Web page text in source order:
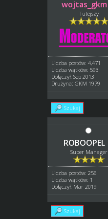
wojtas_gkm
Tutejszy
Liczba postów: 4,471
Liczba wątków: 593
Dołączył: Sep 2013
Drużyna: GKM 1979
Szukaj
ROBOOPEL
Super Manager
Liczba postów: 256
Liczba wątków: 1
Dołączył: Mar 2019
Szukaj